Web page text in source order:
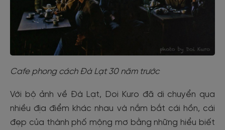
Cafe phong cách Đà Lạt 30 năm trước
Với bộ ảnh về Đà Lạt, Doi Kuro đã di chuyển qua
nhiều địa điểm khác nhau và nắm bắt cái hồn, cái
đẹp của thành phố mộng mơ bằng những hiểu biết